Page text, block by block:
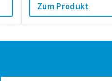
Zum Produkt